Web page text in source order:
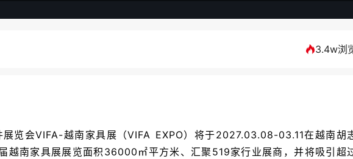
3.4w浏
览会VIFA-越南家具展（VIFA EXPO）将于2027.03.08-03.11在越南胡
越南家具展展览面积36000㎡平方米、汇聚519家行业展商，并将吸引超